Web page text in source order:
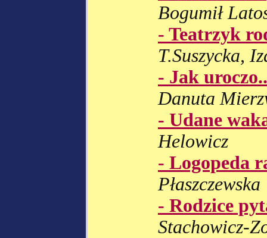
Bogumił
- Teatrzyk
T.Suszycka,
- Jak
Danuta
- Udane
Helowicz
- Logopeda
Płaszczewska
- Rodzice
Stachowicz-